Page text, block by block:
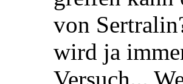
von
wird ja
Versuch...